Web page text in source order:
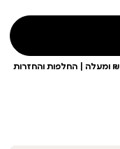
עלות משלוח 19 ₪ | משלוח חינם ברכישה ב-99 ₪ ומעלה | החלפות והחזרות